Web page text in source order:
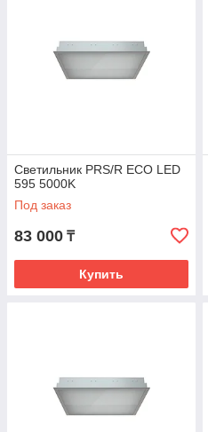
Светильник PRS/R ECO LED
595 5000K
Под заказ
83 000 ₸
Купить